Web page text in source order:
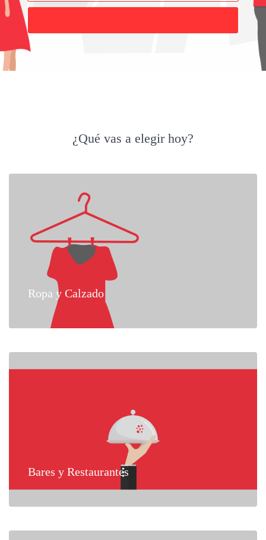
¿Qué vas a elegir hoy?
Ropa y Calzado
Bares y Restaurantes